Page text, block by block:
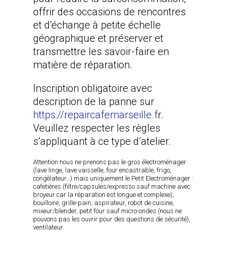
offrir des occasions de rencontres
et d’échange à petite échelle
géographique et préserver et
transmettre les savoir-faire en
matière de réparation.
Inscription obligatoire avec
description de la panne sur
https://repaircafemarseille.fr.
Veuillez respecter les règles
s’appliquant à ce type d’atelier.
Attention nous ne prenons pas le gros électroménager
(lave linge, lave vaisselle, four encastrable, frigo,
congélateur…) mais uniquement le Petit Electroménager :
cafetières (filtre/capsules/expresso sauf machine avec
broyeur car la réparation est longue et complexe),
bouilloire, grille-pain, aspirateur, robot de cuisine,
mixeur/blender, petit four sauf micro-ondes (nous ne
pouvons pas les ouvrir pour des questions de sécurité),
ventilateur.